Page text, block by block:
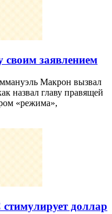
заявлением
Макрон вызвал
назвал главу правящей
«режима»,
доллар